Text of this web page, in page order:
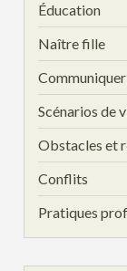
Éducation
Naître fille
Scénarios de
Obstacles et
Conflits
Pratiques